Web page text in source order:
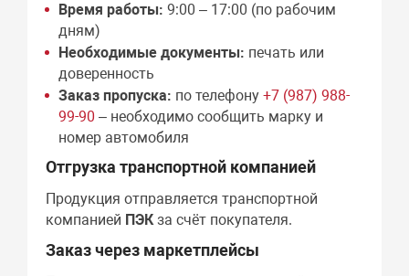
Время работы: 9:00 – 17:00 (по рабочим
дням)
Необходимые документы: печать или
доверенность
Заказ пропуска: по телефону+7 (987) 988-
99-90 – необходимо сообщить марку и
номер автомобиля
Отгрузка транспортной компанией
Продукция отправляется транспортной
компанией ПЭКза счёт покупателя.
Заказ через маркетплейсы